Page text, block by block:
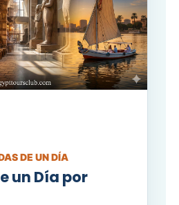
DE UN DÍA
un Día por